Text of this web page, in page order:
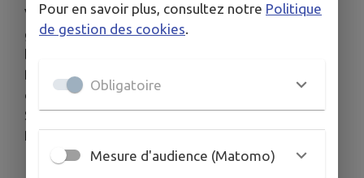
Vous avez 60 ans ou plus ? Vous souhaitez mieux
gérer votre stress, vos émotions et cultiver votre
bien-être au quotidien ? Participez au cycle
Bien-Être »
ouverts à tous dès 60 ans, organisés par la MSA
Services Poitou, en partenariat avec l’ASEPT
Poitou.
Un programme complet pour votre équilibre
Pour en savoir plus, consultez notre Politique
de gestion des cookies.
Obligatoire
Mesure d'audience (Matomo)